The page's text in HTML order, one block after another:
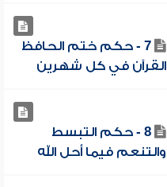
7 - حكم ختم الحافظ
القرآن في كل شهرين
8 - حكم التبسط
والتنعم فيما أحل الله